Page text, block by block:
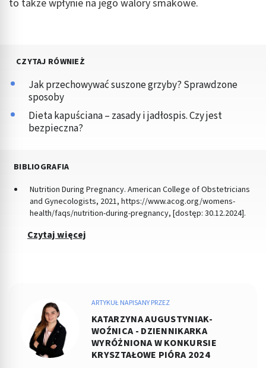
to także wpłynie na jego walory smakowe.
CZYTAJ RÓWNIEŻ
Jak przechowywać suszone grzyby? Sprawdzone
sposoby
Dieta kapuściana – zasady i jadłospis. Czy jest
bezpieczna?
BIBLIOGRAFIA
Nutrition During Pregnancy. American College of Obstetricians
and Gynecologists, 2021, https://www.acog.org/womens-
health/faqs/nutrition-during-pregnancy, [dostęp: 30.12.2024].
Czytaj więcej
ARTYKUŁ NAPISANY PRZEZ
KATARZYNA AUGUSTYNIAK-
WOŹNICA - DZIENNIKARKA
WYRÓŻNIONA W KONKURSIE
KRYSZTAŁOWE PIÓRA 2024